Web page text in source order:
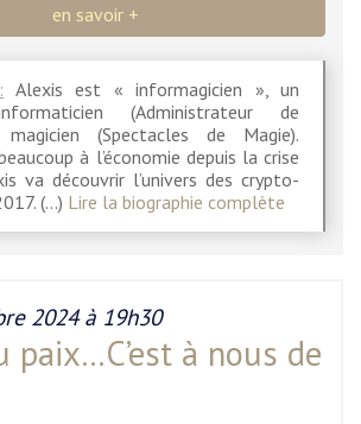
en savoir +
Alexis est « informagicien », un
(Administrateur de
(Spectacles de Magie).
à l’économie depuis la crise
va découvrir l’univers des crypto-
(…) Lire la biographie complète
2024 à 19h30
paix…C’est à nous de